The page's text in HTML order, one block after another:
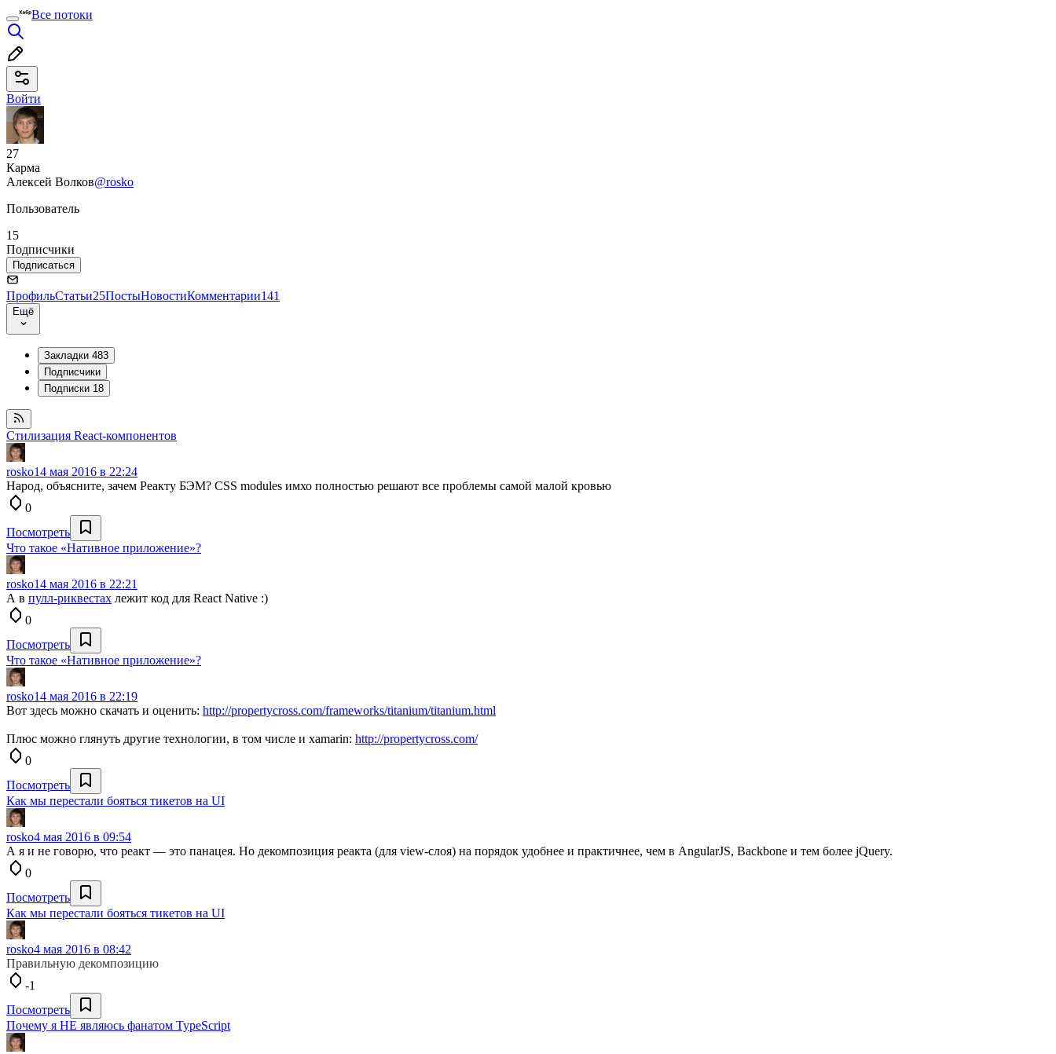
Все потоки
Войти
27
Карма
Алексей Волков@rosko
Пользователь
15
Подписчики
Подписаться
ПрофильСтатьи25ПостыНовостиКомментарии141
Ещё
Закладки 483
Подписчики
Подписки 18
Стилизация React-компонентов
rosko14 мая 2016 в 22:24
Народ, объясните, зачем Реакту БЭМ? CSS modules имхо полностью решают все проблемы самой малой кровью
0
Посмотреть
Что такое «Нативное приложение»?
rosko14 мая 2016 в 22:21
А в пулл-риквестах лежит код для React Native :)
0
Посмотреть
Что такое «Нативное приложение»?
rosko14 мая 2016 в 22:19
Вот здесь можно скачать и оценить: http://propertycross.com/frameworks/titanium/titanium.html
Плюс можно глянуть другие технологии, в том числе и xamarin: http://propertycross.com/
0
Посмотреть
Как мы перестали бояться тикетов на UI
rosko4 мая 2016 в 09:54
А я и не говорю, что реакт — это панацея. Но декомпозиция реакта (для view-слоя) на порядок удобнее и практичнее, чем в AngularJS, Backbone и тем более jQuery.
0
Посмотреть
Как мы перестали бояться тикетов на UI
rosko4 мая 2016 в 08:42
Правильную декомпозицию
-1
Посмотреть
Почему я НЕ являюсь фанатом TypeScript